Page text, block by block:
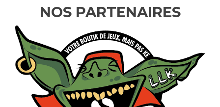
NOS PARTENAIRES